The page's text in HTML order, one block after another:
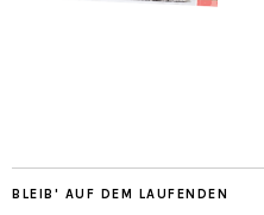
BLEIB' AUF DEM LAUFENDEN